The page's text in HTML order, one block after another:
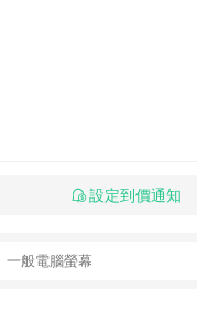
設定到價通知
一般電腦螢幕